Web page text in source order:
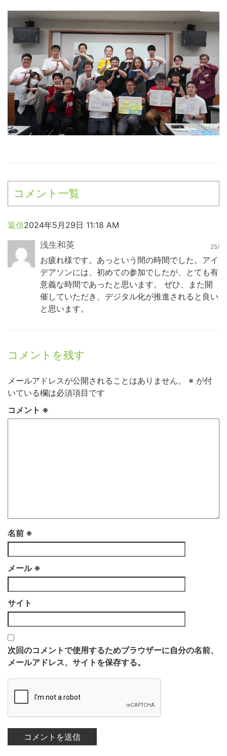
コメント一覧
返信2024年5月29日 11:18 AM
浅生和英
25/
お疲れ様です。あっという間の時間でした。アイ
デアソンには、初めての参加でしたが、とても有
意義な時間であったと思います。 ぜひ、また開
催していただき、デジタル化が推進されると良い
と思います。
コメントを残す
メールアドレスが公開されることはありません。 ※ が付
いている欄は必須項目です
コメント ※
名前 ※
メール ※
サイト
次回のコメントで使用するためブラウザーに自分の名前、
メールアドレス、サイトを保存する。